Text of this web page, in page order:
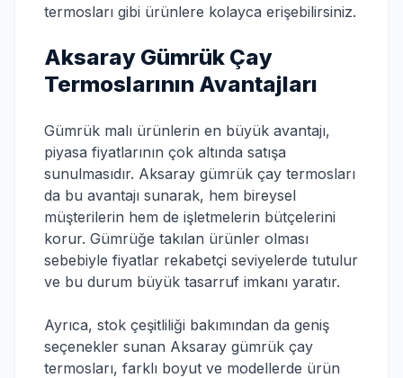
termosları gibi ürünlere kolayca erişebilirsiniz.
Aksaray Gümrük Çay
Termoslarının Avantajları
Gümrük malı ürünlerin en büyük avantajı,
piyasa fiyatlarının çok altında satışa
sunulmasıdır. Aksaray gümrük çay termosları
da bu avantajı sunarak, hem bireysel
müşterilerin hem de işletmelerin bütçelerini
korur. Gümrüğe takılan ürünler olması
sebebiyle fiyatlar rekabetçi seviyelerde tutulur
ve bu durum büyük tasarruf imkanı yaratır.
Ayrıca, stok çeşitliliği bakımından da geniş
seçenekler sunan Aksaray gümrük çay
termosları, farklı boyut ve modellerde ürün